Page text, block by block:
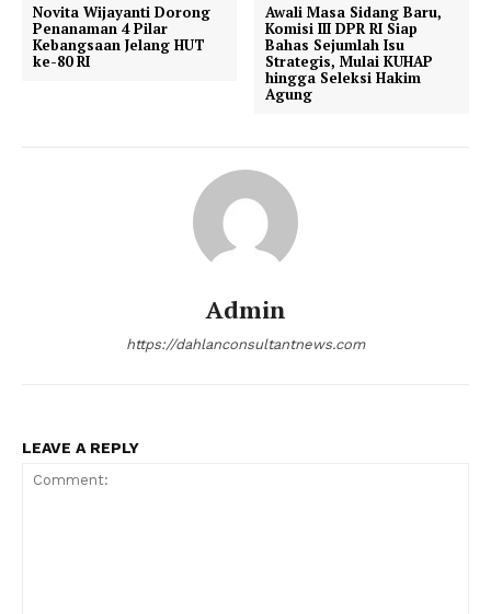
Novita Wijayanti Dorong
Penanaman 4 Pilar
Kebangsaan Jelang HUT
ke-80 RI
Awali Masa Sidang Baru,
Komisi III DPR RI Siap
Bahas Sejumlah Isu
Strategis, Mulai KUHAP
hingga Seleksi Hakim
Agung
Admin
https://dahlanconsultantnews.com
LEAVE A REPLY